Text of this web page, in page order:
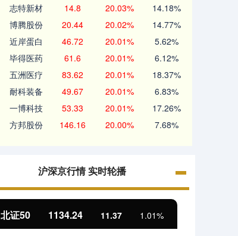
志特新材 14.8 20.03% 14.18%
博腾股份 20.44 20.02% 14.77%
近岸蛋白 46.72 20.01% 5.62%
毕得医药 61.6 20.01% 6.12%
五洲医疗 83.62 20.01% 18.37%
耐科装备 49.67 20.01% 6.83%
一博科技 53.33 20.01% 17.26%
方邦股份 146.16 20.00% 7.68%
沪深京行情 实时轮播
北证50 1134.24 11.37 1.01%